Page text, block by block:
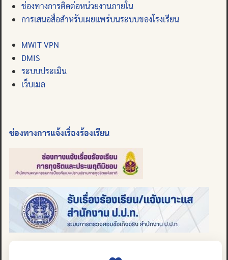
ช่องทางการติดต่อหน่วยงานภายใน
การเสนอสื่อสำหรับเผยแพร่บนระบบของโรงเรียน
MWIT VPN
DMIS
ระบบประเมิน
เว็บเมล
ช่องทางการแจ้งเรื่องร้องเรียน